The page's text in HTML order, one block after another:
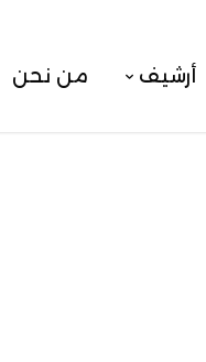
أرشيف من نحن